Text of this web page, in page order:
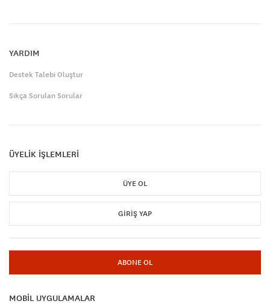
YARDIM
Destek Talebi Oluştur
Sıkça Sorulan Sorular
ÜYELİK İŞLEMLERİ
ÜYE OL
GIRIŞ YAP
ABONE OL
MOBİL UYGULAMALAR